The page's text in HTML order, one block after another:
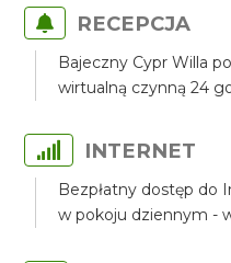
RECEPCJA
Bajeczny Cypr Willa
wirtualną czynną 24
INTERNET
Bezpłatny dostęp do
w pokoju dziennym -